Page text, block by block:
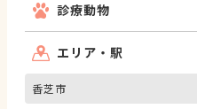
診療動物
エリア・駅
香芝市